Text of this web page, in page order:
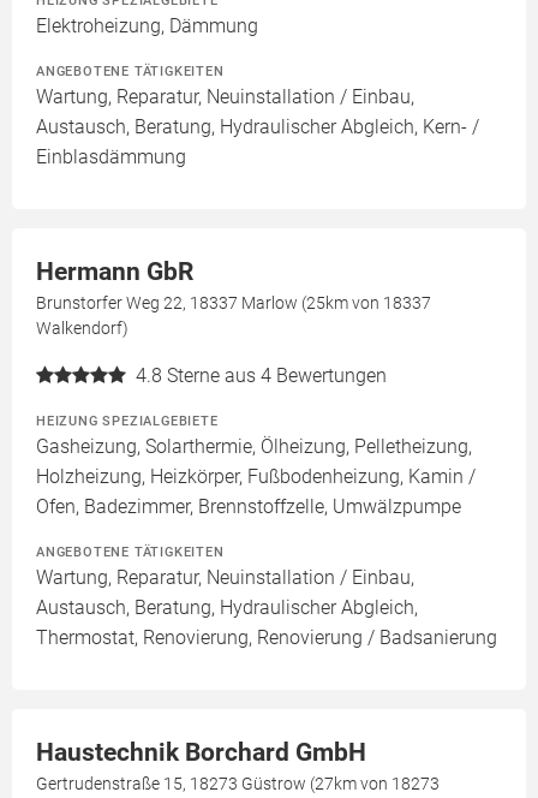
Elektroheizung, Dämmung
ANGEBOTENE TÄTIGKEITEN
Wartung, Reparatur, Neuinstallation / Einbau,
Austausch, Beratung, Hydraulischer Abgleich, Kern- /
Einblasdämmung
Hermann GbR
Brunstorfer Weg 22, 18337 Marlow (25km von 18337
Walkendorf)
4.8 Sterne aus 4 Bewertungen
HEIZUNG SPEZIALGEBIETE
Gasheizung, Solarthermie, Ölheizung, Pelletheizung,
Holzheizung, Heizkörper, Fußbodenheizung, Kamin /
Ofen, Badezimmer, Brennstoffzelle, Umwälzpumpe
ANGEBOTENE TÄTIGKEITEN
Wartung, Reparatur, Neuinstallation / Einbau,
Austausch, Beratung, Hydraulischer Abgleich,
Thermostat, Renovierung, Renovierung / Badsanierung
Haustechnik Borchard GmbH
Gertrudenstraße 15, 18273 Güstrow (27km von 18273